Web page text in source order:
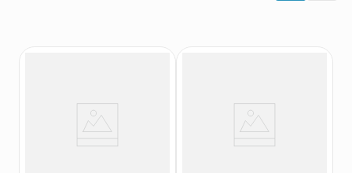
Desodorante Corporal Eudora Desodorante Corporal Eudora